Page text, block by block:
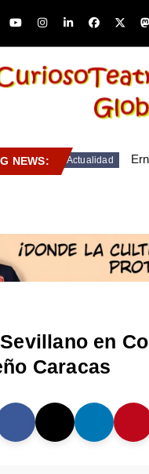
NEWS: Actualidad
en
Caracas